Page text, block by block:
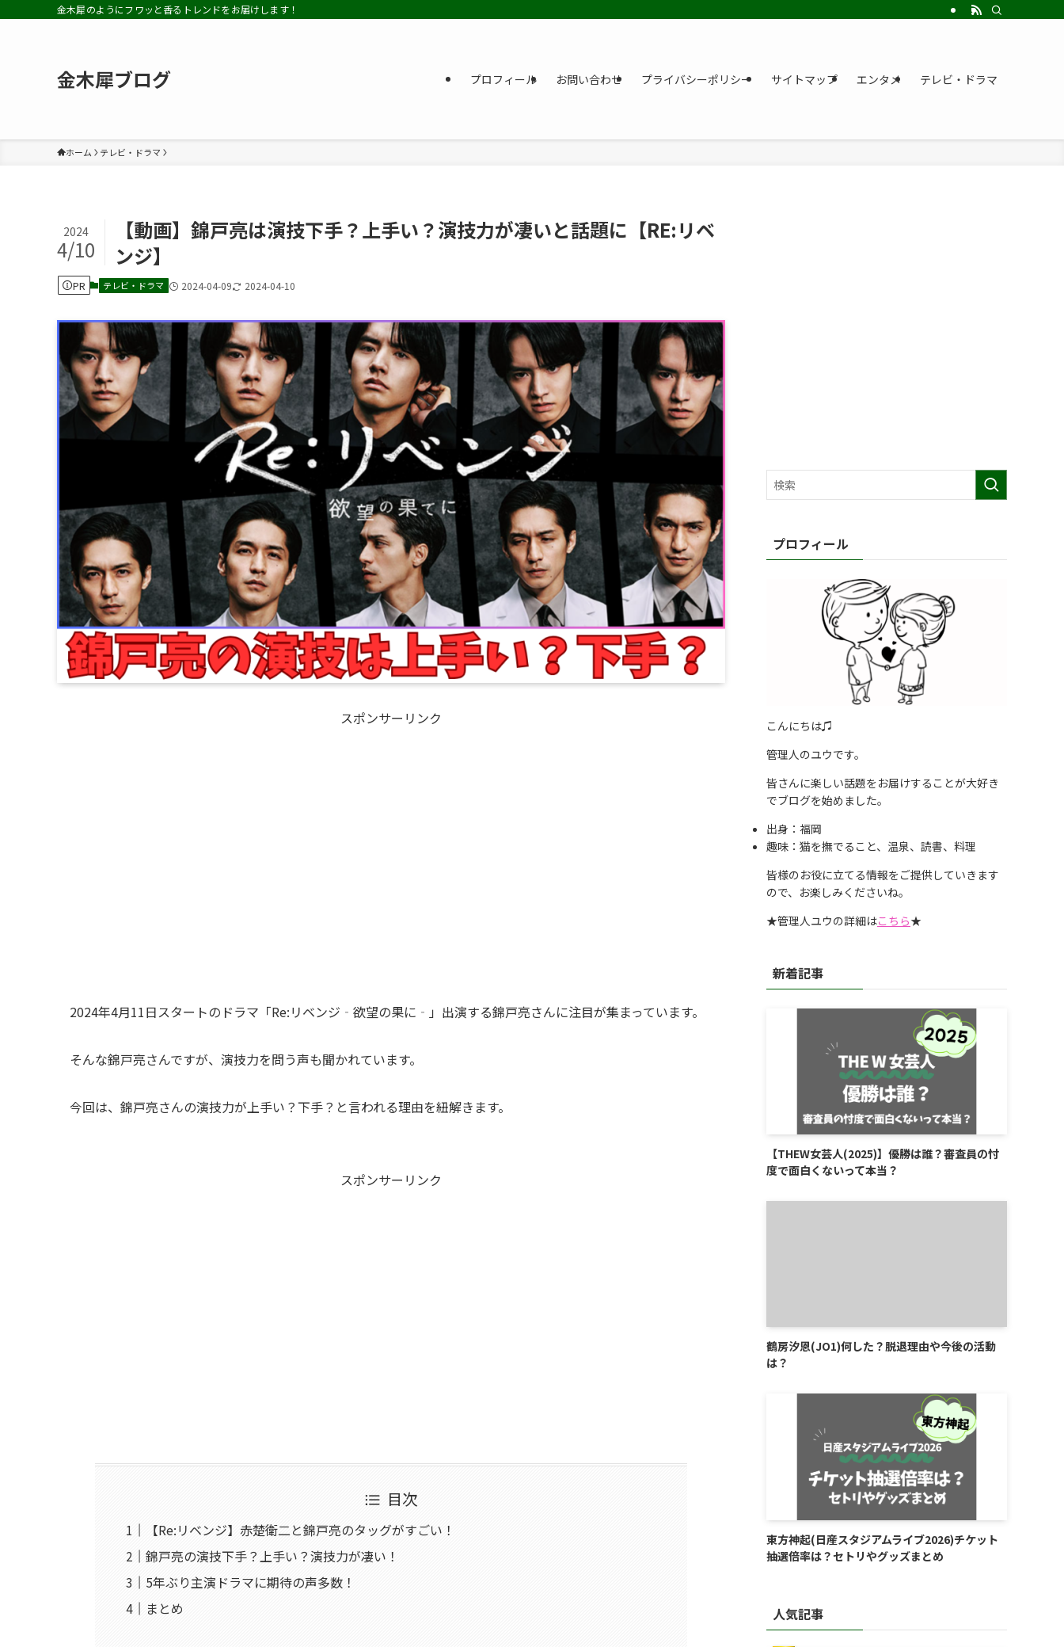
金木犀のようにフワッと香るトレンドをお届けします！
金木犀ブログ プロフィール お問い合わせ プライバシーポリシー サイトマップ エンタメ テレビ・ドラマ
ホーム テレビ・ドラマ
【動画】錦戸亮は演技下手？上手い？演技力が凄いと話題に【RE:リベ
ンジ】
2024
4/10
PR テレビ・ドラマ 2024-04-09 2024-04-10
スポンサーリンク
2024年4月11日スタートのドラマ「Re:リベンジ‐欲望の果に‐」出演する錦戸亮さんに注目が集まっています。
そんな錦戸亮さんですが、演技力を問う声も聞かれています。
今回は、錦戸亮さんの演技力が上手い？下手？と言われる理由を紐解きます。
スポンサーリンク
目次
【Re:リベンジ】赤楚衛二と錦戸亮のタッグがすごい！
錦戸亮の演技下手？上手い？演技力が凄い！
5年ぶり主演ドラマに期待の声多数！
まとめ
プロフィール
こんにちは♫
管理人のユウです。
皆さんに楽しい話題をお届けすることが大好き
でブログを始めました。
出身：福岡
趣味：猫を撫でること、温泉、読書、料理
皆様のお役に立てる情報をご提供していきます
ので、お楽しみくださいね。
★管理人ユウの詳細はこちら★
新着記事
【THEW女芸人(2025)】優勝は誰？審査員の忖
度で面白くないって本当？
鶴房汐恩(JO1)何した？脱退理由や今後の活動
は？
東方神起(日産スタジアムライブ2026)チケット
抽選倍率は？セトリやグッズまとめ
人気記事